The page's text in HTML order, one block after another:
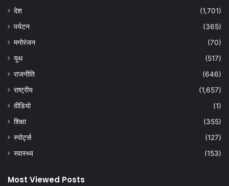
देश
(1,701)
पर्यटन
(365)
मनोरंजन
(70)
यूथ
(517)
राजनीति
(646)
राष्ट्रीय
(1,657)
वीडियो
(1)
शिक्षा
(355)
स्पोर्ट्स
(127)
स्वास्थ्य
(153)
Most Viewed Posts